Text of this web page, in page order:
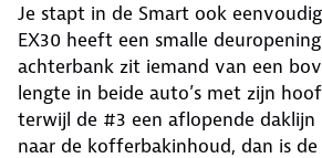
Je stapt in de Smart ook
EX30 heeft een smalle
achterbank zit iemand van een
lengte in beide auto’s met zijn
terwijl de #3 een aflopende
naar de kofferbakinhoud, dan is